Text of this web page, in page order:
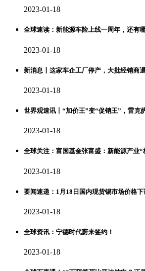
2023-01-18
全球速读：新能源车险上线一周年，还有
2023-01-18
新消息丨这家车企工厂停产，大批经销商
2023-01-18
世界观速讯丨“加价王”变“促销王”，雷克
2023-01-18
全球关注：富国基金张富盛：新能源产业
2023-01-18
要闻速递：1月18日国内现货锡市场价格下
2023-01-18
全球资讯：宁德时代蔚来签约！
2023-01-18